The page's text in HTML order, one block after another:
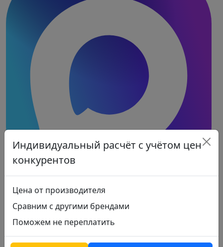
Индивидуальный расчёт с учётом цен
конкурентов
Цена от производителя
Сравним с другими брендами
Поможем не переплатить